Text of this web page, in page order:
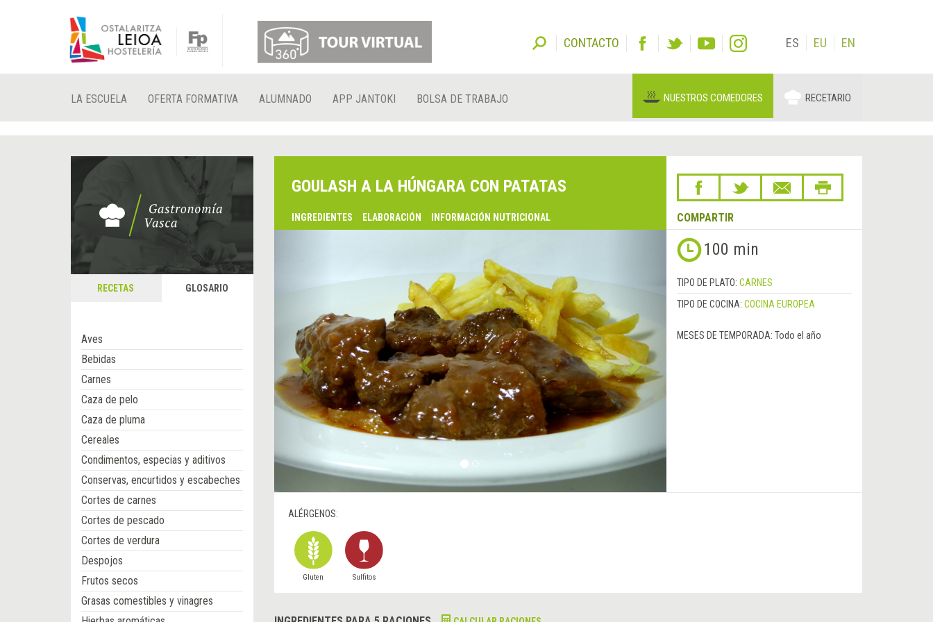
CONTACTO ES EU EN
LA ESCUELA OFERTA FORMATIVA ALUMNADO APP JANTOKI BOLSA DE TRABAJO NUESTROS COMEDORES RECETARIO
RECETAS GLOSARIO
Aves
Bebidas
Carnes
Caza de pelo
Caza de pluma
Cereales
Condimentos, especias y aditivos
Conservas, encurtidos y escabeches
Cortes de carnes
Cortes de pescado
Cortes de verdura
Despojos
Frutos secos
Grasas comestibles y vinagres
GOULASH A LA HÚNGARA CON PATATAS
INGREDIENTES ELABORACIÓN INFORMACIÓN NUTRICIONAL COMPARTIR
Siguiente
&rsaquo; 100 min
TIPO DE PLATO: CARNES
TIPO DE COCINA: COCINA EUROPEA
MESES DE TEMPORADA: Todo el año
ALÉRGENOS:
Gluten Sulfitos